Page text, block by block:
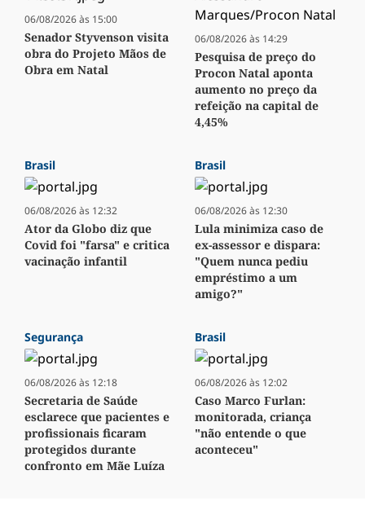
06/08/2026 às 15:00
Senador Styvenson visita
obra do Projeto Mãos de
Obra em Natal
06/08/2026 às 14:29
Pesquisa de preço do
Procon Natal aponta
aumento no preço da
refeição na capital de
4,45%
Brasil
06/08/2026 às 12:32
Ator da Globo diz que
Covid foi "farsa" e critica
vacinação infantil
Brasil
06/08/2026 às 12:30
Lula minimiza caso de
ex-assessor e dispara:
"Quem nunca pediu
empréstimo a um
amigo?"
Segurança
06/08/2026 às 12:18
Secretaria de Saúde
esclarece que pacientes e
profissionais ficaram
protegidos durante
confronto em Mãe Luíza
Brasil
06/08/2026 às 12:02
Caso Marco Furlan:
monitorada, criança
"não entende o que
aconteceu"